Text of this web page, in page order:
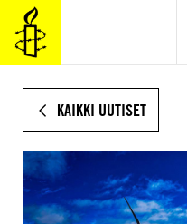
SIIRRY
VARSINAISEEN
SISÄLTÖÖN
KAIKKI UUTISET